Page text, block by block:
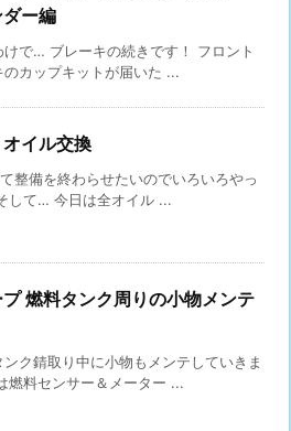
ー編
けで… ブレーキの続きです！ フロント
のカップキットが届いた ...
イル交換
整備を終わらせたいのでいろいろやっ
して… 今日は全オイル ...
燃料タンク周りの小物メンテ
ンク錆取り中に小物もメンテしていきま
燃料センサー＆メーター ...